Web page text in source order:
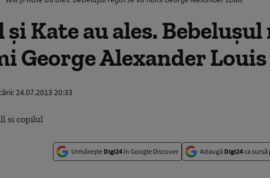
Kate au ales. Bebelușul
George Alexander Louis
24.07.2013 20:33
Urmărește Digi24în Google Discover Adaugă Digi24ca